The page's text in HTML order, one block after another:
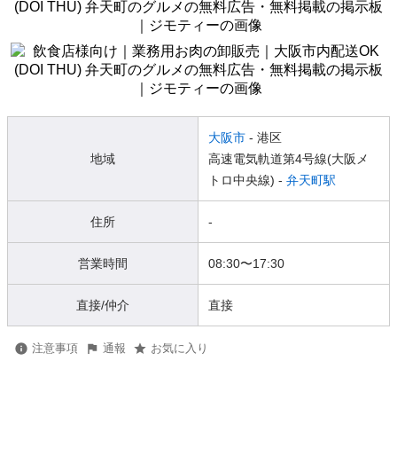
地域
大阪市 - 港区
高速電気軌道第4号線(大阪メ
トロ中央線) - 弁天町駅
住所 -
営業時間 08:30〜17:30
直接/仲介 直接
注意事項 通報 お気に入り